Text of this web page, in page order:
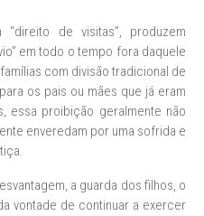
de visitas”, produzem
em todo o tempo fora daquele
com divisão tradicional de
os pais ou mães que já eram
essa proibição geralmente não
enveredam por uma sofrida e
a guarda dos filhos, o
vontade de continuar a exercer